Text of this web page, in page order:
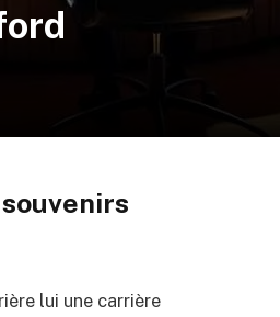
lui une carrière